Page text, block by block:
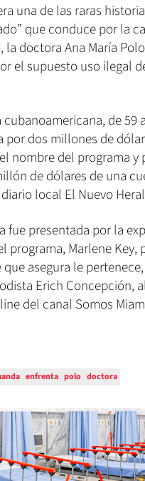
una de las raras
que conduce por la
la doctora Ana María
el supuesto uso ilegal
cubanoamericana, de 59
por dos millones de
nombre del programa y
de dólares de una
local El Nuevo
fue presentada por la
programa, Marlene Key,
asegura le
Erich Concepción,
del canal Somos
enfrenta polo doctora